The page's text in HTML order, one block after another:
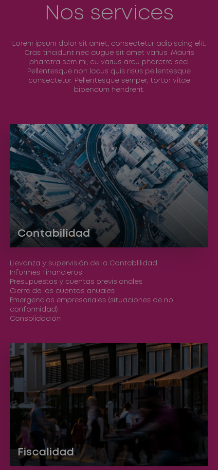
Nos services
Lorem ipsum dolor sit amet, consectetur adipiscing elit.
Cras tincidunt nec augue sit amet varius. Mauris
pharetra sem mi, eu varius arcu pharetra sed.
Pellentesque non lacus quis risus pellentesque
consectetur. Pellentesque semper, tortor vitae
bibendum hendrerit.
Contabilidad
Llevanza y supervisión de la Contablilidad
Informes Financieros
Presupuestos y cuentas previsionales
Cierre de las cuentas anuales
Emergencias empresariales (situaciones de no
conformidad)
Consolidación
Fiscalidad